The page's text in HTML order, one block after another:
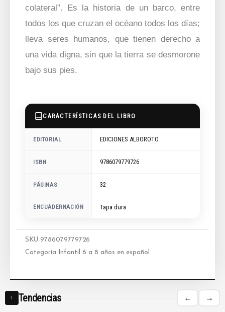
colateral”. Es la historia de un barco, entre
todos los que cruzan el océano todos los días;
lleva seres humanos, que tienen derecho a
una vida digna, sin que la tierra se desmorone
bajo sus pies.
CARACTERÍSTICAS DEL LIBRO
EDITORIAL EDICIONES ALBOROTO
ISBN 9786079779726
PÁGINAS 32
ENCUADERNACIÓN Tapa dura
SKU 9786079779726
Categoría
Infantil 6 a 8 años en español
↑ Tendencias ← →